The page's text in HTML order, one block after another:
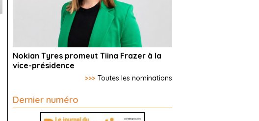
Nokian Tyres promeut Tiina Frazer à la
vice-présidence
>>> Toutes les nominations
Dernier numéro